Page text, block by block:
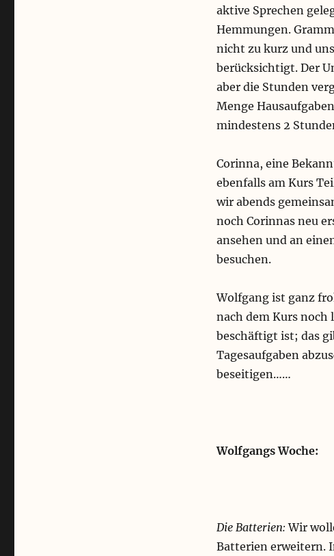
aktive Sprechen
Hemmungen.
nicht zu kurz und
berücksichtigt. Der
aber die Stunden
Menge
mindestens 2
Corinna, eine
ebenfalls am Kurs
wir abends
noch Corinnas neu
ansehen und an
besuchen.
Wolfgang ist ganz
nach dem Kurs noch
beschäftigt ist; das
Tagesaufgaben
beseitigen……
Wolfgangs Woche:
Die Batterien: Wir
Batterien erweitern.